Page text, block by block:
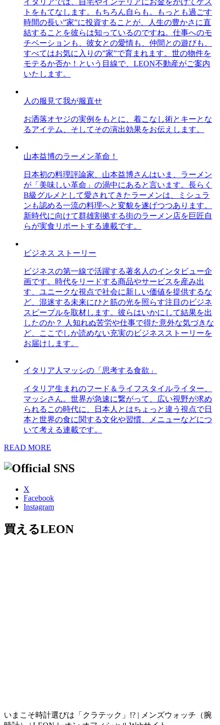
トをもてなします。もちろん自らも。もっとも過ごす
時間の長い”家”に投資することが、人生の豊かさに直
結することを彼らは知っているのですね。仕事へのモ
チベーションも、彼女との愛情も、仲間との遊びも、
すべてはお気に入りの”家”で育まれます。世の物件を
モテるか否か！という目線で、LEON不動産がご案内
いたします。
人の服見て我が服直せ
お洒落オヤジの実例をもとに、着こなし術とキーとな
るアイテム、そしてその演出効果をお伝えします。
山本益博のラーメン革命！
日本初の料理評論家、山本益博さんはいま、ラーメン
が「美味しい革命」の渦中にあると言います。長らく
B級グルメとして愛されてきたラーメンは、ミシュラ
ンも認める一流の料理へと変貌を遂げつつあります。
新時代に向けて群雄割拠する街のラーメン店を巨匠自
らが実食リポートする連載です。
ビジネス ストーリー
ビジネスの第一線で活躍する著名人のインタビュー企
画です。時代をリードする商品やサービスを産み出
す、ユニークな視点で社会に新しい価値を提供するな
ど、混迷する未来にひと筋の光を照らす注目のビジネ
スピープルを取材します。彼らはいかにして結果を出
したのか？ 人知れぬ苦労や仕事で得た意外な気づきな
ど、ここでしか読めない充実のビジネスストーリーを
お届けします。
イタリア人マッシの「思考する食欲」
イタリア生まれのフード＆ライフスタイルライター、
マッシさん。世界が急速に繋がって、広い視野が求め
られるこの時代に、日本人とはちょっと違う視点で日
本と世界の食に関する文化や習慣、メニューなどにつ
いて考える連載です。
READ MORE
X
Facebook
Instagram
買えるLEON
いまこそ時計選びは「クラテック」!? | メンズウォッチ（腕